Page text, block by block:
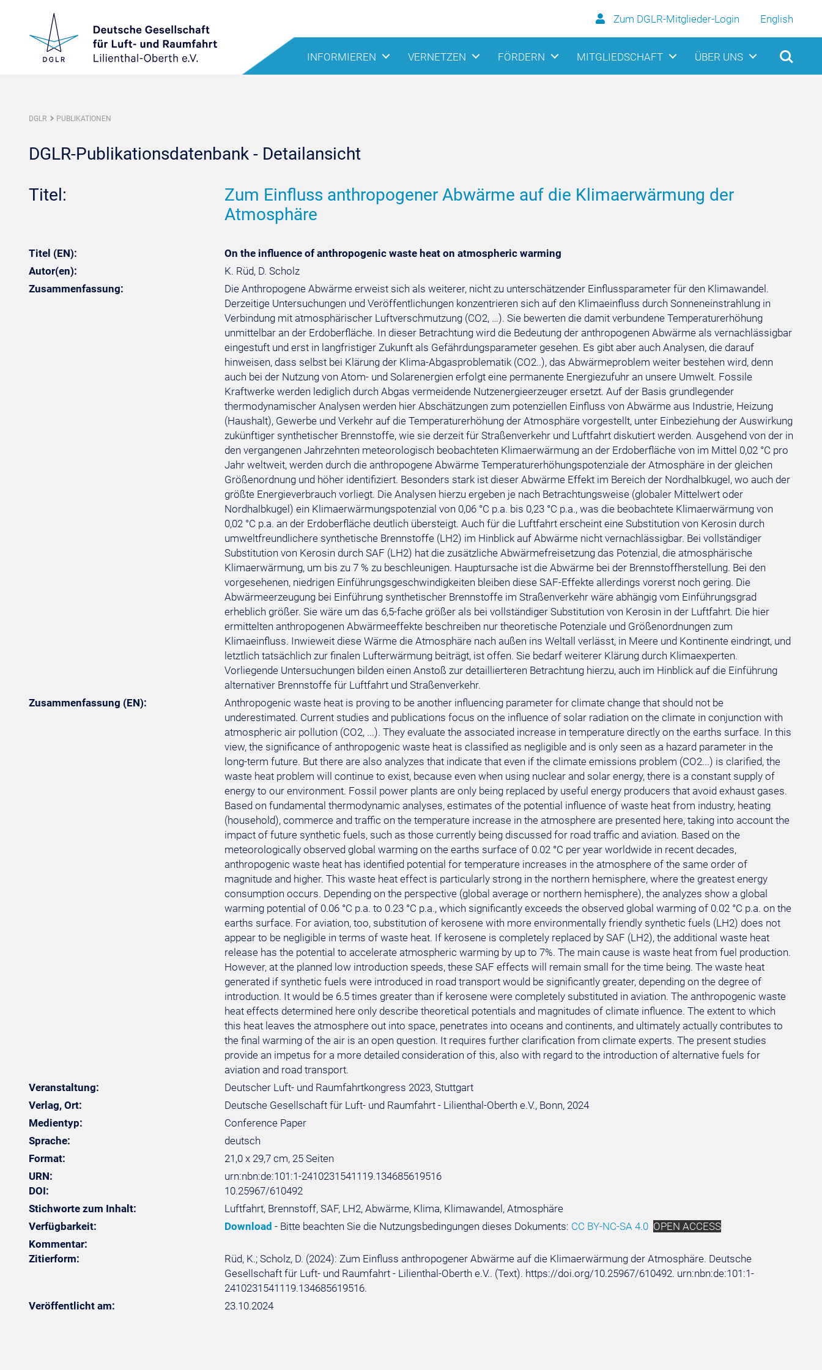
Zum DGLR-Mitglieder-Login English
INFORMIEREN VERNETZEN FÖRDERN MITGLIEDSCHAFT ÜBER UNS
DGLR PUBLIKATIONEN
DGLR-Publikationsdatenbank - Detailansicht
Titel:
Zum Einfluss anthropogener Abwärme auf die Klimaerwärmung der
Atmosphäre
Titel (EN):
On the influence of anthropogenic waste heat on atmospheric warming
Autor(en):
K. Rüd, D. Scholz
Zusammenfassung:
Die Anthropogene Abwärme erweist sich als weiterer, nicht zu unterschätzender Einflussparameter für den Klimawandel.
Derzeitige Untersuchungen und Veröffentlichungen konzentrieren sich auf den Klimaeinfluss durch Sonneneinstrahlung in
Verbindung mit atmosphärischer Luftverschmutzung (CO2, …). Sie bewerten die damit verbundene Temperaturerhöhung
unmittelbar an der Erdoberfläche. In dieser Betrachtung wird die Bedeutung der anthropogenen Abwärme als vernachlässigbar
eingestuft und erst in langfristiger Zukunft als Gefährdungsparameter gesehen. Es gibt aber auch Analysen, die darauf
hinweisen, dass selbst bei Klärung der Klima-Abgasproblematik (CO2..), das Abwärmeproblem weiter bestehen wird, denn
auch bei der Nutzung von Atom- und Solarenergien erfolgt eine permanente Energiezufuhr an unsere Umwelt. Fossile
Kraftwerke werden lediglich durch Abgas vermeidende Nutzenergieerzeuger ersetzt. Auf der Basis grundlegender
thermodynamischer Analysen werden hier Abschätzungen zum potenziellen Einfluss von Abwärme aus Industrie, Heizung
(Haushalt), Gewerbe und Verkehr auf die Temperaturerhöhung der Atmosphäre vorgestellt, unter Einbeziehung der Auswirkung
zukünftiger synthetischer Brennstoffe, wie sie derzeit für Straßenverkehr und Luftfahrt diskutiert werden. Ausgehend von der in
den vergangenen Jahrzehnten meteorologisch beobachteten Klimaerwärmung an der Erdoberfläche von im Mittel 0,02 °C pro
Jahr weltweit, werden durch die anthropogene Abwärme Temperaturerhöhungspotenziale der Atmosphäre in der gleichen
Größenordnung und höher identifiziert. Besonders stark ist dieser Abwärme Effekt im Bereich der Nordhalbkugel, wo auch der
größte Energieverbrauch vorliegt. Die Analysen hierzu ergeben je nach Betrachtungsweise (globaler Mittelwert oder
Nordhalbkugel) ein Klimaerwärmungspotenzial von 0,06 °C p.a. bis 0,23 °C p.a., was die beobachtete Klimaerwärmung von
0,02 °C p.a. an der Erdoberfläche deutlich übersteigt. Auch für die Luftfahrt erscheint eine Substitution von Kerosin durch
umweltfreundlichere synthetische Brennstoffe (LH2) im Hinblick auf Abwärme nicht vernachlässigbar. Bei vollständiger
Substitution von Kerosin durch SAF (LH2) hat die zusätzliche Abwärmefreisetzung das Potenzial, die atmosphärische
Klimaerwärmung, um bis zu 7 % zu beschleunigen. Hauptursache ist die Abwärme bei der Brennstoffherstellung. Bei den
vorgesehenen, niedrigen Einführungsgeschwindigkeiten bleiben diese SAF-Effekte allerdings vorerst noch gering. Die
Abwärmeerzeugung bei Einführung synthetischer Brennstoffe im Straßenverkehr wäre abhängig vom Einführungsgrad
erheblich größer. Sie wäre um das 6,5-fache größer als bei vollständiger Substitution von Kerosin in der Luftfahrt. Die hier
ermittelten anthropogenen Abwärmeeffekte beschreiben nur theoretische Potenziale und Größenordnungen zum
Klimaeinfluss. Inwieweit diese Wärme die Atmosphäre nach außen ins Weltall verlässt, in Meere und Kontinente eindringt, und
letztlich tatsächlich zur finalen Lufterwärmung beiträgt, ist offen. Sie bedarf weiterer Klärung durch Klimaexperten.
Vorliegende Untersuchungen bilden einen Anstoß zur detaillierteren Betrachtung hierzu, auch im Hinblick auf die Einführung
alternativer Brennstoffe für Luftfahrt und Straßenverkehr.
Zusammenfassung (EN):
Anthropogenic waste heat is proving to be another influencing parameter for climate change that should not be
underestimated. Current studies and publications focus on the influence of solar radiation on the climate in conjunction with
atmospheric air pollution (CO2, ...). They evaluate the associated increase in temperature directly on the earths surface. In this
view, the significance of anthropogenic waste heat is classified as negligible and is only seen as a hazard parameter in the
long-term future. But there are also analyzes that indicate that even if the climate emissions problem (CO2...) is clarified, the
waste heat problem will continue to exist, because even when using nuclear and solar energy, there is a constant supply of
energy to our environment. Fossil power plants are only being replaced by useful energy producers that avoid exhaust gases.
Based on fundamental thermodynamic analyses, estimates of the potential influence of waste heat from industry, heating
(household), commerce and traffic on the temperature increase in the atmosphere are presented here, taking into account the
impact of future synthetic fuels, such as those currently being discussed for road traffic and aviation. Based on the
meteorologically observed global warming on the earths surface of 0.02 °C per year worldwide in recent decades,
anthropogenic waste heat has identified potential for temperature increases in the atmosphere of the same order of
magnitude and higher. This waste heat effect is particularly strong in the northern hemisphere, where the greatest energy
consumption occurs. Depending on the perspective (global average or northern hemisphere), the analyzes show a global
warming potential of 0.06 °C p.a. to 0.23 °C p.a., which significantly exceeds the observed global warming of 0.02 °C p.a. on the
earths surface. For aviation, too, substitution of kerosene with more environmentally friendly synthetic fuels (LH2) does not
appear to be negligible in terms of waste heat. If kerosene is completely replaced by SAF (LH2), the additional waste heat
release has the potential to accelerate atmospheric warming by up to 7%. The main cause is waste heat from fuel production.
However, at the planned low introduction speeds, these SAF effects will remain small for the time being. The waste heat
generated if synthetic fuels were introduced in road transport would be significantly greater, depending on the degree of
introduction. It would be 6.5 times greater than if kerosene were completely substituted in aviation. The anthropogenic waste
heat effects determined here only describe theoretical potentials and magnitudes of climate influence. The extent to which
this heat leaves the atmosphere out into space, penetrates into oceans and continents, and ultimately actually contributes to
the final warming of the air is an open question. It requires further clarification from climate experts. The present studies
provide an impetus for a more detailed consideration of this, also with regard to the introduction of alternative fuels for
aviation and road transport.
Veranstaltung:
Deutscher Luft- und Raumfahrtkongress 2023, Stuttgart
Verlag, Ort:
Deutsche Gesellschaft für Luft- und Raumfahrt - Lilienthal-Oberth e.V., Bonn, 2024
Medientyp:
Conference Paper
Sprache:
deutsch
Format:
21,0 x 29,7 cm, 25 Seiten
URN:
urn:nbn:de:101:1-2410231541119.134685619516
DOI:
10.25967/610492
Stichworte zum Inhalt:
Luftfahrt, Brennstoff, SAF, LH2, Abwärme, Klima, Klimawandel, Atmosphäre
Verfügbarkeit:
Download - Bitte beachten Sie die Nutzungsbedingungen dieses Dokuments: CC BY-NC-SA 4.0 OPEN ACCESS
Kommentar:
Zitierform:
Rüd, K.; Scholz, D. (2024): Zum Einfluss anthropogener Abwärme auf die Klimaerwärmung der Atmosphäre. Deutsche
Gesellschaft für Luft- und Raumfahrt - Lilienthal-Oberth e.V.. (Text). https://doi.org/10.25967/610492. urn:nbn:de:101:1-
2410231541119.134685619516.
Veröffentlicht am:
23.10.2024